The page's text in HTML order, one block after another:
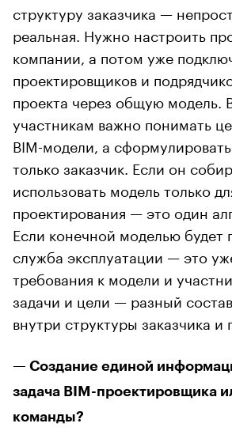
структуру заказчика —
реальная. Нужно настроить
компании, а потом уже
проектировщиков и
проекта через общую модель.
участникам важно понимать
BIM-модели, а
только заказчик. Если он
использовать модель только
проектирования — это один
Если конечной моделью будет
служба эксплуатации — это
требования к модели и
задачи и цели — разный
внутри структуры заказчика и
— Создание единой
задача BIM-проектировщика
команды?